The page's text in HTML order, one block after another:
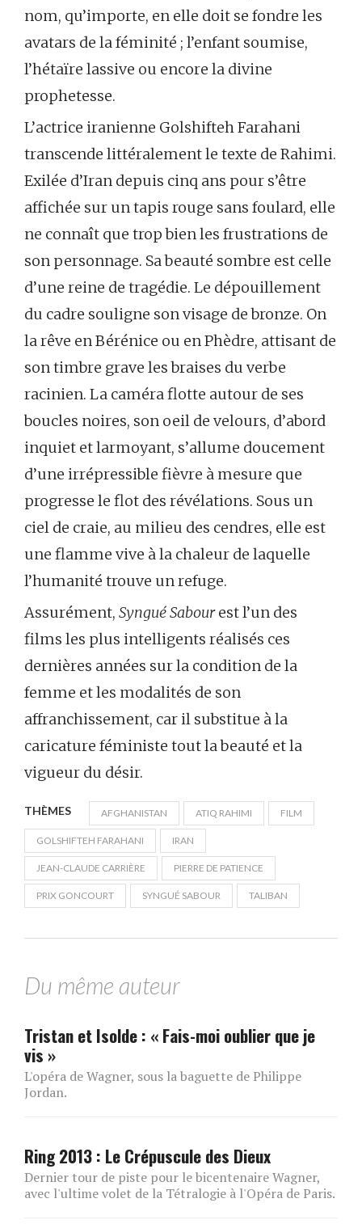
nom, qu’importe, en elle doit se fondre les
avatars de la féminité ; l’enfant soumise,
l’hétaïre lassive ou encore la divine
prophetesse.
L’actrice iranienne Golshifteh Farahani
transcende littéralement le texte de Rahimi.
Exilée d’Iran depuis cinq ans pour s’être
affichée sur un tapis rouge sans foulard, elle
ne connaît que trop bien les frustrations de
son personnage. Sa beauté sombre est celle
d’une reine de tragédie. Le dépouillement
du cadre souligne son visage de bronze. On
la rêve en Bérénice ou en Phèdre, attisant de
son timbre grave les braises du verbe
racinien. La caméra flotte autour de ses
boucles noires, son oeil de velours, d’abord
inquiet et larmoyant, s’allume doucement
d’une irrépressible fièvre à mesure que
progresse le flot des révélations. Sous un
ciel de craie, au milieu des cendres, elle est
une flamme vive à la chaleur de laquelle
l’humanité trouve un refuge.
Assurément, Syngué Sabourest l’un des
films les plus intelligents réalisés ces
dernières années sur la condition de la
femme et les modalités de son
affranchissement, car il substitue à la
caricature féministe tout la beauté et la
vigueur du désir.
THÈMES AFGHANISTAN ATIQ RAHIMI FILM
GOLSHIFTEH FARAHANI IRAN
JEAN-CLAUDE CARRIÈRE PIERRE DE PATIENCE
PRIX GONCOURT SYNGUÉ SABOUR TALIBAN
Du même auteur
Tristan et Isolde : « Fais-moi oublier que je
vis »
L'opéra de Wagner, sous la baguette de Philippe
Jordan.
Ring 2013 : Le Crépuscule des Dieux
Dernier tour de piste pour le bicentenaire Wagner,
avec l'ultime volet de la Tétralogie à l'Opéra de Paris.